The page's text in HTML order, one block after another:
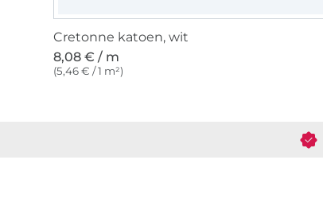
Cretonne katoen, wit
8,08 € / m
(5,46 € / 1 m²)